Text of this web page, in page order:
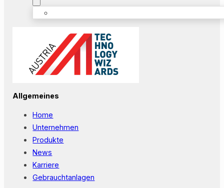
Allgemeines
Home
Unternehmen
Produkte
News
Karriere
Gebrauchtanlagen